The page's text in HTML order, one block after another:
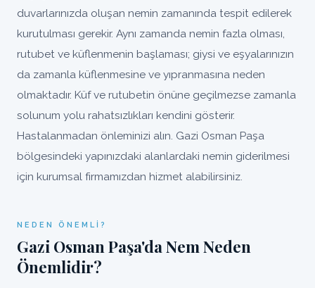
duvarlarınızda oluşan nemin zamanında tespit edilerek
kurutulması gerekir. Aynı zamanda nemin fazla olması,
rutubet ve küflenmenin başlaması; giysi ve eşyalarınızın
da zamanla küflenmesine ve yıpranmasına neden
olmaktadır. Küf ve rutubetin önüne geçilmezse zamanla
solunum yolu rahatsızlıkları kendini gösterir.
Hastalanmadan önleminizi alın. Gazi Osman Paşa
bölgesindeki yapınızdaki alanlardaki nemin giderilmesi
için kurumsal firmamızdan hizmet alabilirsiniz.
NEDEN ÖNEMLI?
Gazi Osman Paşa'da Nem Neden
Önemlidir?